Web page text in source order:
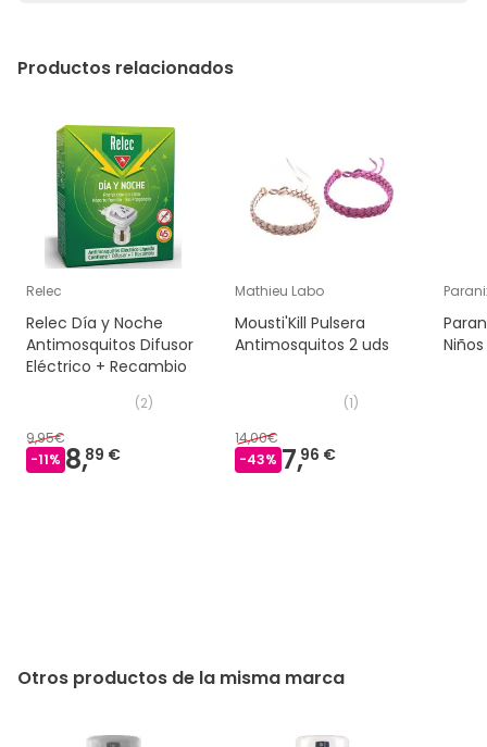
Productos relacionados
Relec
Relec Día y Noche
Antimosquitos Difusor
Eléctrico + Recambio
(2)
9,95€
-11% 8,89 €
Mathieu Labo
Mousti'Kill Pulsera
Antimosquitos 2 uds
(1)
14,00€
-43% 7,96 €
Otros productos de la misma marca